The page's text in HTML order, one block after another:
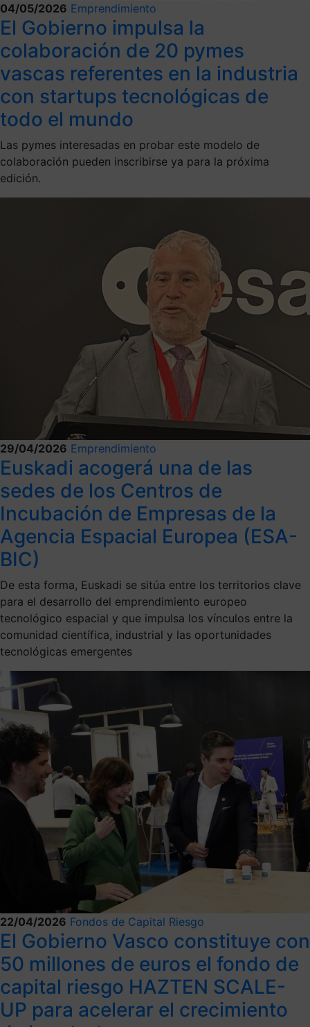
04/05/2026 Emprendimiento
El Gobierno impulsa la
colaboración de 20 pymes
vascas referentes en la industria
con startups tecnológicas de
todo el mundo
Las pymes interesadas en probar este modelo de
colaboración pueden inscribirse ya para la próxima
edición.
29/04/2026 Emprendimiento
Euskadi acogerá una de las
sedes de los Centros de
Incubación de Empresas de la
Agencia Espacial Europea (ESA-
BIC)
De esta forma, Euskadi se sitúa entre los territorios clave
para el desarrollo del emprendimiento europeo
tecnológico espacial y que impulsa los vínculos entre la
comunidad científica, industrial y las oportunidades
tecnológicas emergentes
22/04/2026 Fondos de Capital Riesgo
El Gobierno Vasco constituye con
50 millones de euros el fondo de
capital riesgo HAZTEN SCALE-
UP para acelerar el crecimiento